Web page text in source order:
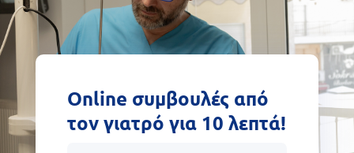
Online συμβουλές από
τον γιατρό για 10 λεπτά!